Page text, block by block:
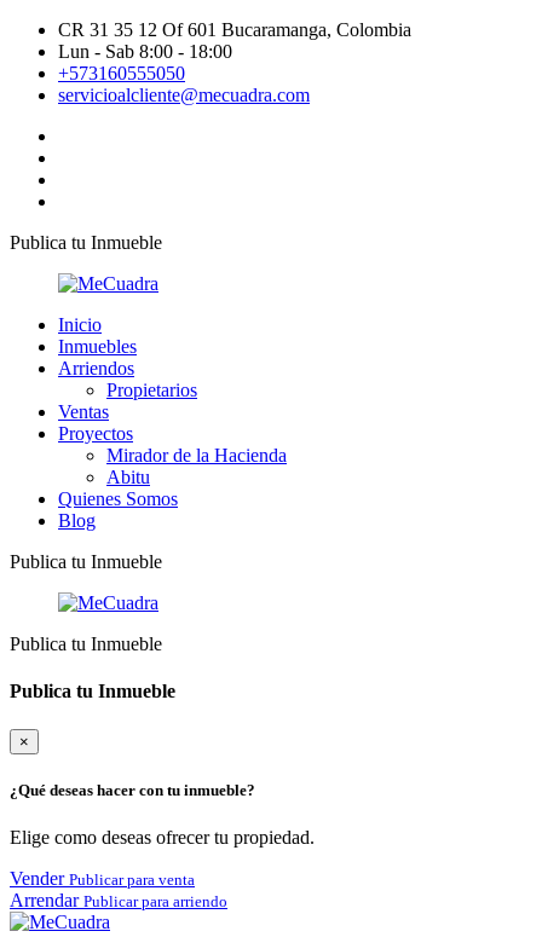
CR 31 35 12 Of 601 Bucaramanga, Colombia
Lun - Sab 8:00 - 18:00
+573160555050
servicioalcliente@mecuadra.com
Publica tu Inmueble
Inicio
Inmuebles
Arriendos
Propietarios
Ventas
Proyectos
Mirador de la Hacienda
Abitu
Quienes Somos
Blog
Publica tu Inmueble
Publica tu Inmueble
Publica tu Inmueble
×
¿Qué deseas hacer con tu inmueble?
Elige como deseas ofrecer tu propiedad.
Vender Publicar para venta
Arrendar Publicar para arriendo